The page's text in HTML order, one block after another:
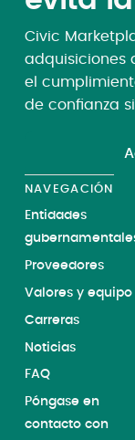
Civic
adquisiciones
el
de confianza
NAVEGACIÓN
Entidades
Proveedores
Valores y equipo
Carreras
Noticias
FAQ
Póngase en
contacto con